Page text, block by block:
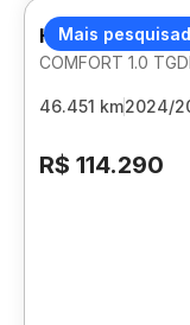
Mais
HYUNDAI
COMFORT 1.0
46.451 km2024/
R$ 114.290